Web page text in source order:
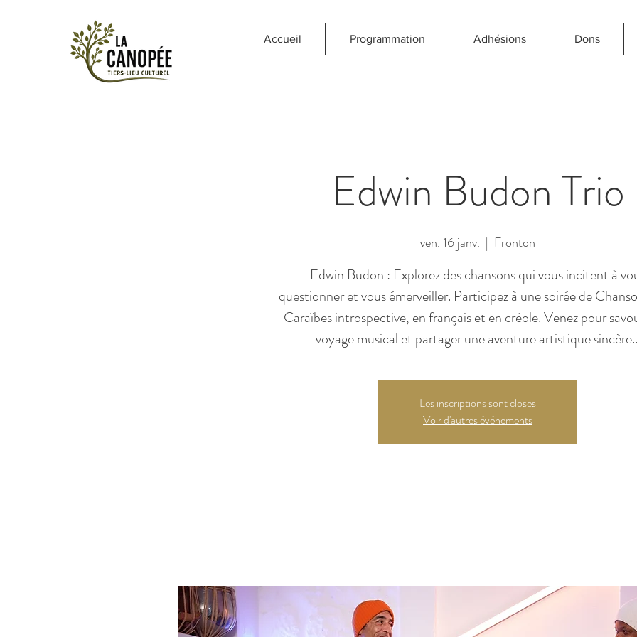
Accueil Programmation Adhésions Dons
Edwin Budon Trio
ven. 16 janv.
  |
Fronton
Edwin Budon : Explorez des chansons qui vous incitent à
questionner et vous émerveiller. Participez à une soirée de
Caraïbes introspective, en français et en créole. Venez pour
voyage musical et partager une aventure artistique
Les inscriptions sont closes
Voir d'autres événements